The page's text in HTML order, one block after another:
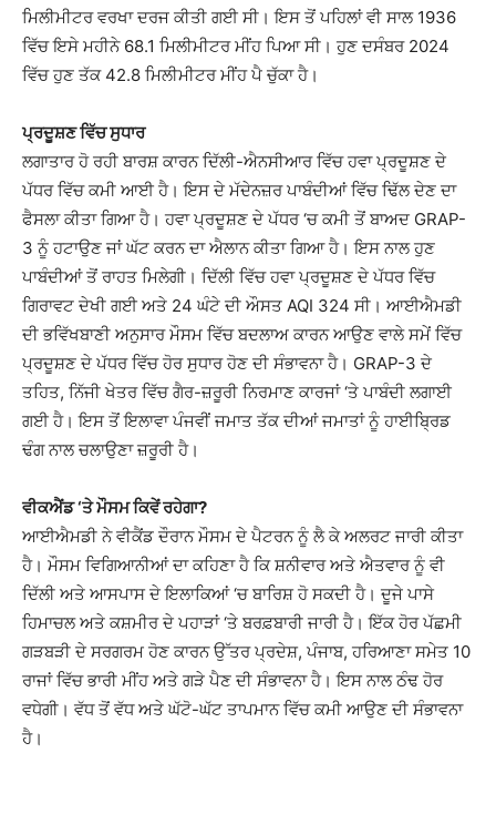
ਮਿਲੀਮੀਟਰ ਵਰਖਾ ਦਰਜ ਕੀਤੀ ਗਈ ਸੀ। ਇਸ ਤੋਂ ਪਹਿਲਾਂ ਵੀ ਸਾਲ 1936
ਵਿੱਚ ਇਸੇ ਮਹੀਨੇ 68.1 ਮਿਲੀਮੀਟਰ ਮੀਂਹ ਪਿਆ ਸੀ। ਹੁਣ ਦਸੰਬਰ 2024
ਵਿੱਚ ਹੁਣ ਤੱਕ 42.8 ਮਿਲੀਮੀਟਰ ਮੀਂਹ ਪੈ ਚੁੱਕਾ ਹੈ।
ਪ੍ਰਦੂਸ਼ਣ ਵਿੱਚ ਸੁਧਾਰ
ਲਗਾਤਾਰ ਹੋ ਰਹੀ ਬਾਰਸ਼ ਕਾਰਨ ਦਿੱਲੀ-ਐਨਸੀਆਰ ਵਿੱਚ ਹਵਾ ਪ੍ਰਦੂਸ਼ਣ ਦੇ
ਪੱਧਰ ਵਿੱਚ ਕਮੀ ਆਈ ਹੈ। ਇਸ ਦੇ ਮੱਦੇਨਜ਼ਰ ਪਾਬੰਦੀਆਂ ਵਿੱਚ ਢਿੱਲ ਦੇਣ ਦਾ
ਫੈਸਲਾ ਕੀਤਾ ਗਿਆ ਹੈ। ਹਵਾ ਪ੍ਰਦੂਸ਼ਣ ਦੇ ਪੱਧਰ ‘ਚ ਕਮੀ ਤੋਂ ਬਾਅਦ GRAP-
3 ਨੂੰ ਹਟਾਉਣ ਜਾਂ ਘੱਟ ਕਰਨ ਦਾ ਐਲਾਨ ਕੀਤਾ ਗਿਆ ਹੈ। ਇਸ ਨਾਲ ਹੁਣ
ਪਾਬੰਦੀਆਂ ਤੋਂ ਰਾਹਤ ਮਿਲੇਗੀ। ਦਿੱਲੀ ਵਿੱਚ ਹਵਾ ਪ੍ਰਦੂਸ਼ਣ ਦੇ ਪੱਧਰ ਵਿੱਚ
ਗਿਰਾਵਟ ਦੇਖੀ ਗਈ ਅਤੇ 24 ਘੰਟੇ ਦੀ ਔਸਤ AQI 324 ਸੀ। ਆਈਐਮਡੀ
ਦੀ ਭਵਿੱਖਬਾਣੀ ਅਨੁਸਾਰ ਮੌਸਮ ਵਿੱਚ ਬਦਲਾਅ ਕਾਰਨ ਆਉਣ ਵਾਲੇ ਸਮੇਂ ਵਿੱਚ
ਪ੍ਰਦੂਸ਼ਣ ਦੇ ਪੱਧਰ ਵਿੱਚ ਹੋਰ ਸੁਧਾਰ ਹੋਣ ਦੀ ਸੰਭਾਵਨਾ ਹੈ। GRAP-3 ਦੇ
ਤਹਿਤ, ਨਿੱਜੀ ਖੇਤਰ ਵਿੱਚ ਗੈਰ-ਜ਼ਰੂਰੀ ਨਿਰਮਾਣ ਕਾਰਜਾਂ ‘ਤੇ ਪਾਬੰਦੀ ਲਗਾਈ
ਗਈ ਹੈ। ਇਸ ਤੋਂ ਇਲਾਵਾ ਪੰਜਵੀਂ ਜਮਾਤ ਤੱਕ ਦੀਆਂ ਜਮਾਤਾਂ ਨੂੰ ਹਾਈਬ੍ਰਿਡ
ਢੰਗ ਨਾਲ ਚਲਾਉਣਾ ਜ਼ਰੂਰੀ ਹੈ।
ਵੀਕਐਂਡ ‘ਤੇ ਮੌਸਮ ਕਿਵੇਂ ਰਹੇਗਾ?
ਆਈਐਮਡੀ ਨੇ ਵੀਕੈਂਡ ਦੌਰਾਨ ਮੌਸਮ ਦੇ ਪੈਟਰਨ ਨੂੰ ਲੈ ਕੇ ਅਲਰਟ ਜਾਰੀ ਕੀਤਾ
ਹੈ। ਮੌਸਮ ਵਿਗਿਆਨੀਆਂ ਦਾ ਕਹਿਣਾ ਹੈ ਕਿ ਸ਼ਨੀਵਾਰ ਅਤੇ ਐਤਵਾਰ ਨੂੰ ਵੀ
ਦਿੱਲੀ ਅਤੇ ਆਸਪਾਸ ਦੇ ਇਲਾਕਿਆਂ ‘ਚ ਬਾਰਿਸ਼ ਹੋ ਸਕਦੀ ਹੈ। ਦੂਜੇ ਪਾਸੇ
ਹਿਮਾਚਲ ਅਤੇ ਕਸ਼ਮੀਰ ਦੇ ਪਹਾੜਾਂ ‘ਤੇ ਬਰਫ਼ਬਾਰੀ ਜਾਰੀ ਹੈ। ਇੱਕ ਹੋਰ ਪੱਛਮੀ
ਗੜਬੜੀ ਦੇ ਸਰਗਰਮ ਹੋਣ ਕਾਰਨ ਉੱਤਰ ਪ੍ਰਦੇਸ਼, ਪੰਜਾਬ, ਹਰਿਆਣਾ ਸਮੇਤ 10
ਰਾਜਾਂ ਵਿੱਚ ਭਾਰੀ ਮੀਂਹ ਅਤੇ ਗੜੇ ਪੈਣ ਦੀ ਸੰਭਾਵਨਾ ਹੈ। ਇਸ ਨਾਲ ਠੰਢ ਹੋਰ
ਵਧੇਗੀ। ਵੱਧ ਤੋਂ ਵੱਧ ਅਤੇ ਘੱਟੋ-ਘੱਟ ਤਾਪਮਾਨ ਵਿੱਚ ਕਮੀ ਆਉਣ ਦੀ ਸੰਭਾਵਨਾ
ਹੈ।